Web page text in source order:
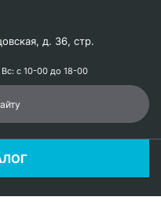
д. 36, стр.
с 10-00 до 18-00